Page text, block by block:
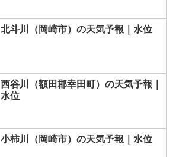
北斗川（岡崎市）の天気予報｜水位
西谷川（額田郡幸田町）の天気予報｜
水位
小柿川（岡崎市）の天気予報｜水位